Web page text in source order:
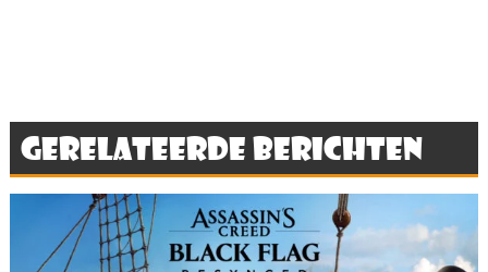
Gerelateerde berichten